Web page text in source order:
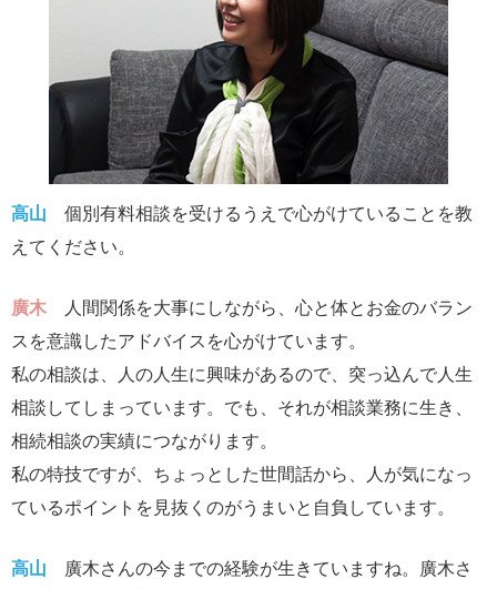
高山
個別有料相談を受けるうえで心がけていることを教
えてください。
廣木
人間関係を大事にしながら、心と体とお金のバラン
スを意識したアドバイスを心がけています。
私の相談は、人の人生に興味があるので、突っ込んで人生
相談してしまっています。でも、それが相談業務に生き、
相続相談の実績につながります。
私の特技ですが、ちょっとした世間話から、人が気になっ
ているポイントを見抜くのがうまいと自負しています。
高山
廣木さんの今までの経験が生きていますね。廣木さ